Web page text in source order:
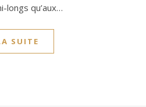
longs qu’aux…
SUITE